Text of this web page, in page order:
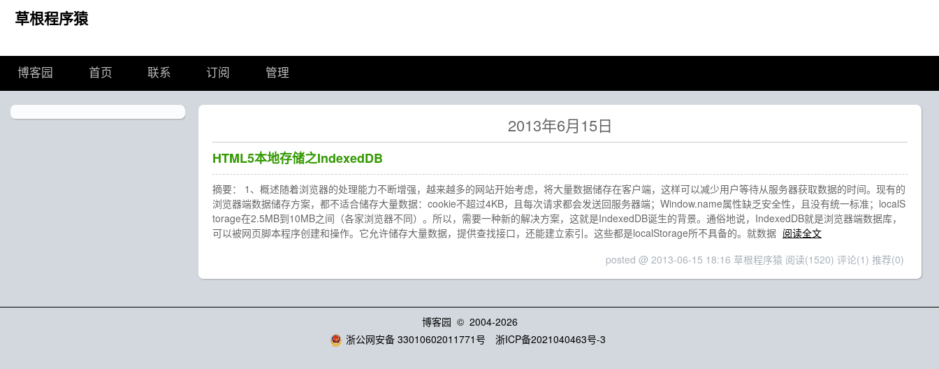
草根程序猿
博客园 首页 联系 订阅 管理
2013年6月15日
HTML5本地存储之IndexedDB
摘要： 1、概述随着浏览器的处理能力不断增强，越来越多的网站开始考虑，将大量数据储存在客户端，这样可以减少用户等待从服务器获取数据的时间。现有的
浏览器端数据储存方案，都不适合储存大量数据：cookie不超过4KB，且每次请求都会发送回服务器端；Window.name属性缺乏安全性，且没有统一标准；localS
torage在2.5MB到10MB之间（各家浏览器不同）。所以，需要一种新的解决方案，这就是IndexedDB诞生的背景。通俗地说，IndexedDB就是浏览器端数据库，
可以被网页脚本程序创建和操作。它允许储存大量数据，提供查找接口，还能建立索引。这些都是localStorage所不具备的。就数据 阅读全文
posted @ 2013-06-15 18:16 草根程序猿 阅读(1520) 评论(1) 推荐(0)
博客园 © 2004-2026
浙公网安备 33010602011771号
浙ICP备2021040463号-3